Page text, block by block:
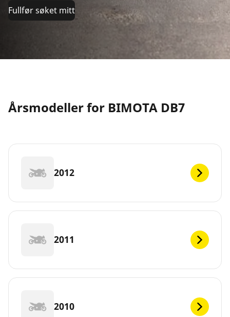
Fullfør søket mitt
Årsmodeller for BIMOTA DB7
2012
2011
2010